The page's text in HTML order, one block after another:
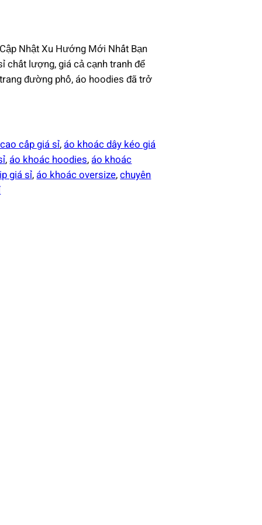
Nhật Xu Hướng Mới Nhất Bạn
chất lượng, giá cả cạnh tranh để
đường phố, áo hoodies đã trở
cấp giá sỉ, áo khoác dây kéo giá
, áo khoác hoodies, áo khoác
giá sỉ, áo khoác oversize, chuyên